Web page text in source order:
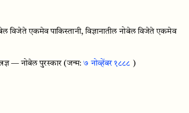
विजेते एकमेव पाकिस्तानी, विज्ञानातील नोबेल विजेते एकमेव
— नोबेल पुरस्कार (जन्म:७ नोव्हेंबर १८८८ )